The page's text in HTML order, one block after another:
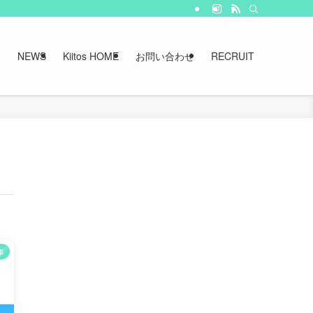
NEWS Kiitos HOME お問い合わせ RECRUIT